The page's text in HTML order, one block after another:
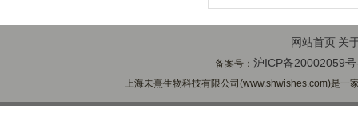
网站首页 关
备案号：沪ICP备20002059
上海未熹生物科技有限公司(www.shwishes.com)是一